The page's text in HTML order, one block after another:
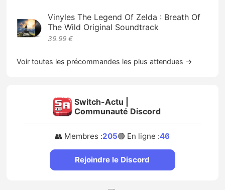
Vinyles The Legend Of Zelda : Breath Of
The Wild Original Soundtrack
39.99 €
Voir toutes les précommandes les plus attendues →
Switch-Actu |
Communauté Discord
👥 Membres :205🟢 En ligne :46
Rejoindre le Discord